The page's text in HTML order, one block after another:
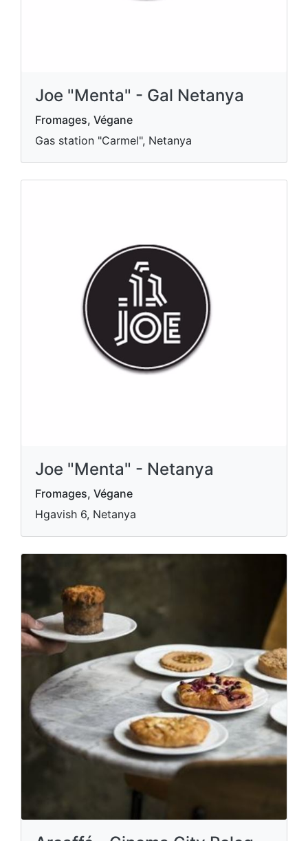
Joe "Menta" - Gal Netanya
Fromages, Végane
Gas station "Carmel", Netanya
Joe "Menta" - Netanya
Fromages, Végane
Hgavish 6, Netanya